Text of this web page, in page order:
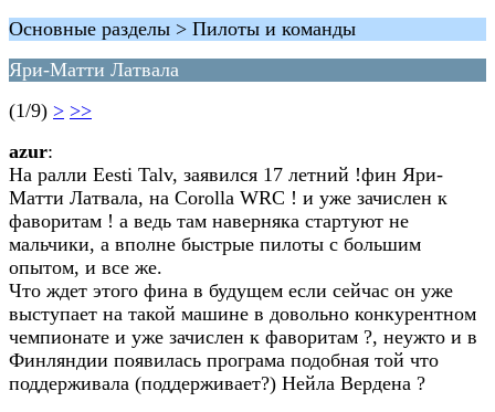
Основные разделы > Пилоты и команды
Яри-Матти Латвала
(1/9) > >>
azur:
На ралли Eesti Talv, заявился 17 летний !фин Яри-
Матти Латвала, на Corolla WRC ! и уже зачислен к
фаворитам ! а ведь там наверняка стартуют не
мальчики, а вполне быстрые пилоты с большим
опытом, и все же.
Что ждет этого фина в будущем если сейчас он уже
выступает на такой машине в довольно конкурентном
чемпионате и уже зачислен к фаворитам ?, неужто и в
Финляндии появилась програма подобная той что
поддерживала (поддерживает?) Нейла Вердена ?